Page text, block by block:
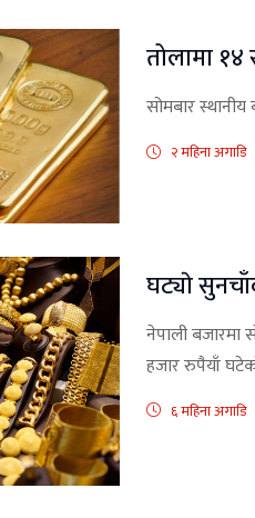
तोलामा
सोमबार
२ महिना अगाडि
घट्याे
नेपाली
हजार रुपैयाँ
६ महिना अगाडि